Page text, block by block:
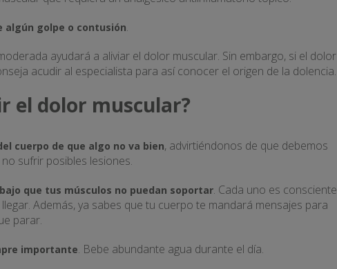
algún golpe o contusión.
ayudará a aliviar el dolor muscular. Sin embargo, si el dolor
acudir al especialista para así conocer el origen de la dolencia.
el dolor muscular?
cuerpo de que algo no va bien, advirtiéndonos de que debemos
sufrir posibles lesiones.
que tus músculos no puedan soportar. Cada uno es consciente
Además, ya sabes que tu cuerpo te mandará mensajes para
parar.
importante. Bebe abundante agua durante el día.